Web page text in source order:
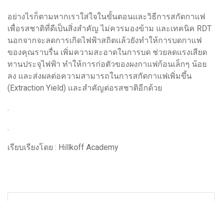
อย่างไรก็ตามหากเราใส่ใจในขั้นตอนและวิธีการสกัดกาแฟ
เพื่อรสชาติที่ดีเป็นสิ่งสำคัญ ไม่ควรมองข้าม และเทคนิค RDT
นอกจากจะลดการเกิดไฟฟ้าสถิตเเล้วยังทำให้การบดกาแฟ
ของคุณราบรื่น เพิ่มความสะอาดในการบด ช่วยลดแรงเสียด
ทานประจุไฟฟ้า ทำให้การก่อตัวของผงกาแฟก้อนเล็กๆ น้อย
ลง และส่งผลต่อความสามารถในการสกัดกาแฟเพิ่มขึ้น
(Extraction Yield) และสำคัญต่อรสชาติอีกด้วย
.
.
เรียบเรียงโดย : Hillkoff Academy